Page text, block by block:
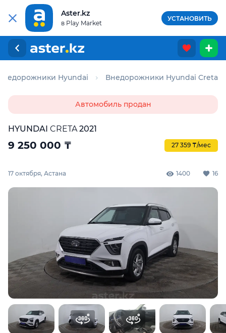
Aster.kz
в Play Market
УСТАНОВИТЬ
Hyundai Внедорожники Hyundai Creta
Автомобиль продан
HYUNDAI CRETA2021
9 250 000 ₸ 27 359 ₸/мес
17 октября, Астана 1400 16
Для этого авто доступен отчёт Aster Check
Предоставим подробную информацию об автомобиле:
техническое состояние, пробег, история осмотров,
юридическая проверка по базам РК и РФ
Купить отчёт за 1000₸